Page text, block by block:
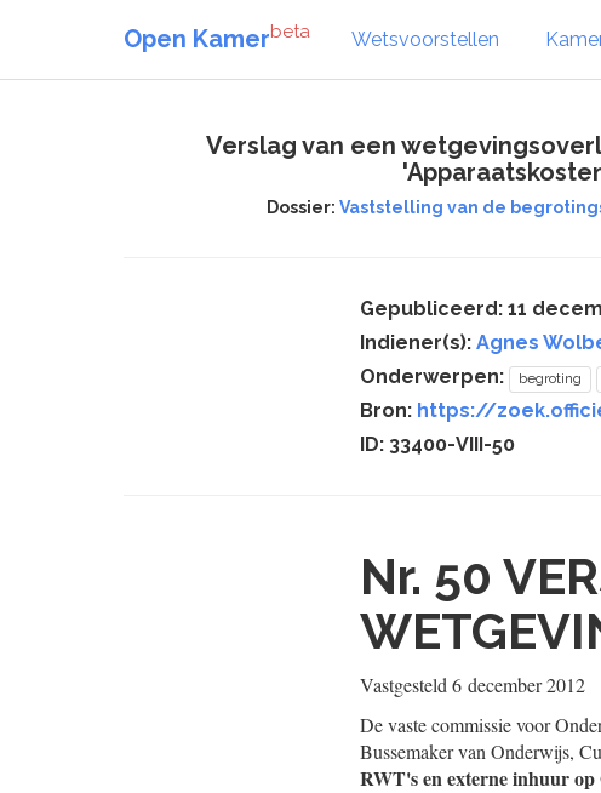
Open Kamerbeta Wetsvoorstellen
Verslag van een
Dossier: Vaststelling van de
Gepubliceerd: 11
Indiener(s): Agnes
Onderwerpen:
begroting
Bron: https://
ID: 33400-VIII-50
Nr. 50
Vastgesteld 6 december 2012
De vaste commissie voor
Bussemaker van Onderwijs,
RWT's en externe inhuur